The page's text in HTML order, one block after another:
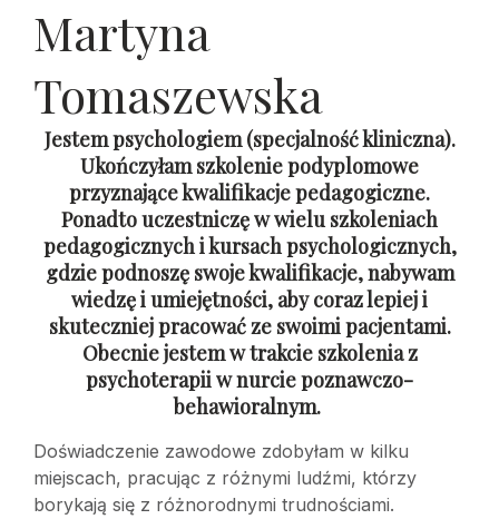
Martyna
Tomaszewska
Jestem psychologiem (specjalność kliniczna).
Ukończyłam szkolenie podyplomowe
przyznające kwalifikacje pedagogiczne.
Ponadto uczestniczę w wielu szkoleniach
pedagogicznych i kursach psychologicznych,
gdzie podnoszę swoje kwalifikacje, nabywam
wiedzę i umiejętności, aby coraz lepiej i
skuteczniej pracować ze swoimi pacjentami.
Obecnie jestem w trakcie szkolenia z
psychoterapii w nurcie poznawczo-
behawioralnym.
Doświadczenie zawodowe zdobyłam w kilku
miejscach, pracując z różnymi ludźmi, którzy
borykają się z różnorodnymi trudnościami.